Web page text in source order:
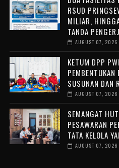
RSUD
MILIAR,
TANDA
AUGUST 07, 2026
KETUM DPP
SUSUNAN DAN
AUGUST 07, 2026
SEMANGAT
PESAWARAN
TATA KELOLA
AUGUST 07, 2026